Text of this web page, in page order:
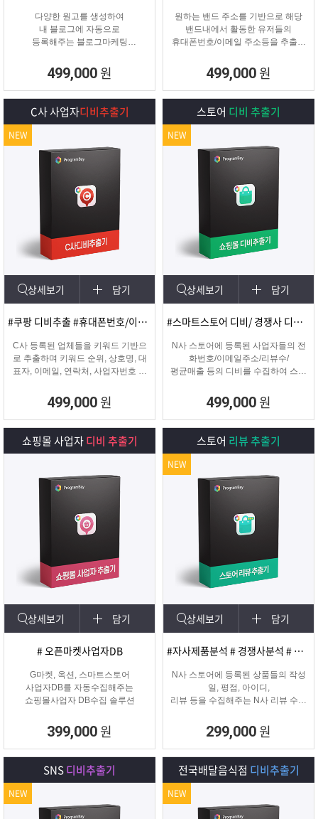
다양한 원고를 생성하여
내 블로그에 자동으로
등록해주는 블로그마케팅
499,000 원
원하는 밴드 주소를 기반으로 해당
밴드내에서 활동한 유저들의
휴대폰번호/이메일 주소등을 추출해
499,000 원
C사 사업자디비추출기
상세보기 담기
#쿠팡 디비추출 #휴대폰번호/이메일
C사 등록된 업체들을 키워드 기반으
로 추출하며 키워드 순위, 상호명, 대
표자, 이메일, 연락처, 사업자번호 등
추출해주는 프로그램
499,000 원
NEW
스토어 디비 추출기
상세보기 담기
#스마트스토어 디비/ 경쟁사 디비 분석
N사 스토어에 등록된 사업자들의 전
화번호/이메일주소/리뷰수/
평균매출 등의 디비를 수집하여 스토
경쟁사 분석에 탁월한 프로그램입니
다.
499,000 원
NEW
쇼핑몰 사업자디비 추출기
상세보기 담기
# 오픈마켓사업자DB
G마켓, 옥션, 스마트스토어
사업자DB를 자동수집해주는
쇼핑몰사업자 DB수집 솔루션
399,000 원
스토어 리뷰 추출기
상세보기 담기
#자사제품분석 # 경쟁사분석 # 마케팅 및 광고
N사 스토어에 등록된 상품들의 작성
일, 평점, 아이디,
리뷰 등을 수집해주는 N사 리뷰 수집
299,000 원
NEW
SNS디비추출기
NEW
전국배달음식점 디비추출기
NEW